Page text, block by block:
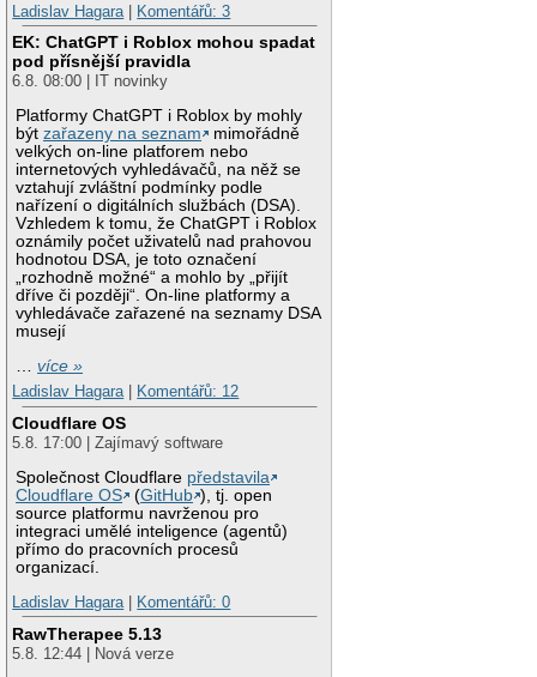
Ladislav Hagara
Komentářů: 3
EK: ChatGPT i Roblox mohou spadat
pod přísnější pravidla
6.8. 08:00 | IT novinky
Platformy ChatGPT i Roblox by mohly
býtzařazeny na seznam
mimořádně
velkých on-line platforem nebo
internetových vyhledávačů, na něž se
vztahují zvláštní podmínky podle
nařízení o digitálních službách (DSA).
Vzhledem k tomu, že ChatGPT i Roblox
oznámily počet uživatelů nad prahovou
hodnotou DSA, je toto označení
„rozhodně možné“ a mohlo by „přijít
dříve či později“. On-line platformy a
vyhledávače zařazené na seznamy DSA
musejí
…více »
Ladislav Hagara| Komentářů: 12
Cloudflare OS
5.8. 17:00 | Zajímavý software
Společnost Cloudflare představila
Cloudflare OS
(GitHub ), tj. open
source platformu navrženou pro
integraci umělé inteligence (agentů)
přímo do pracovních procesů
organizací.
Ladislav Hagara| Komentářů: 0
RawTherapee 5.13
5.8. 12:44 | Nová verze